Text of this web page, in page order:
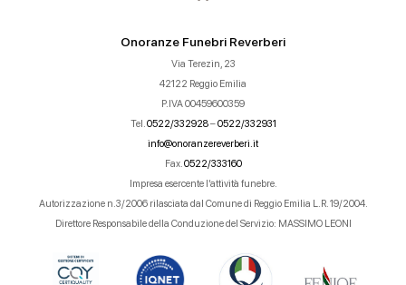
Onoranze Funebri Reverberi
Via Terezin, 23
42122 Reggio Emilia
P.IVA 00459600359
Tel. 0522/332928–0522/332931
info@onoranzereverberi.it
Fax. 0522/333160
Impresa esercente l’attività funebre.
Autorizzazione n.3/2006 rilasciata dal Comune di Reggio Emilia L.R. 19/2004.
Direttore Responsabile della Conduzione del Servizio: MASSIMO LEONI